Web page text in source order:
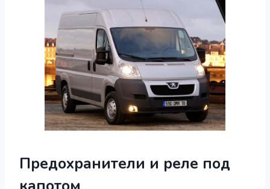
Предохранители и реле под